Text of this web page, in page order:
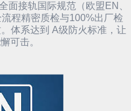
面接轨国际规范（欧盟EN、
程精密质检与100%出厂检
体系达到 A级防火标准，让
可击。